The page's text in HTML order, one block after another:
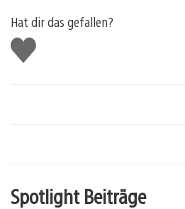
Hat dir das gefallen?
Gefällt
mir
Spotlight Beiträge